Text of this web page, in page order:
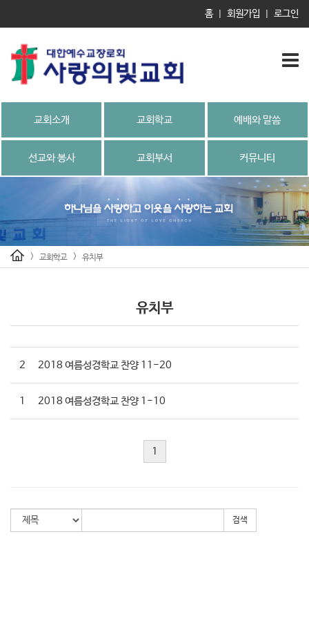
홈 회원가입 로그인
교회소개 교회학교 예배와 말씀
선교와 봉사 교회부서 커뮤니티
> 교회학교 > 유치부
유치부
2 2018 여름성경학교 찬양 11-20
1 2018 여름성경학교 찬양 1-10
1
검색